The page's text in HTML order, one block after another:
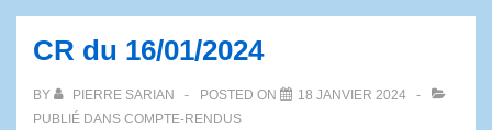
CR du 16/01/2024
BY PIERRE SARIAN POSTED ON
18 JANVIER 2024
PUBLIÉ DANS COMPTE-RENDUS